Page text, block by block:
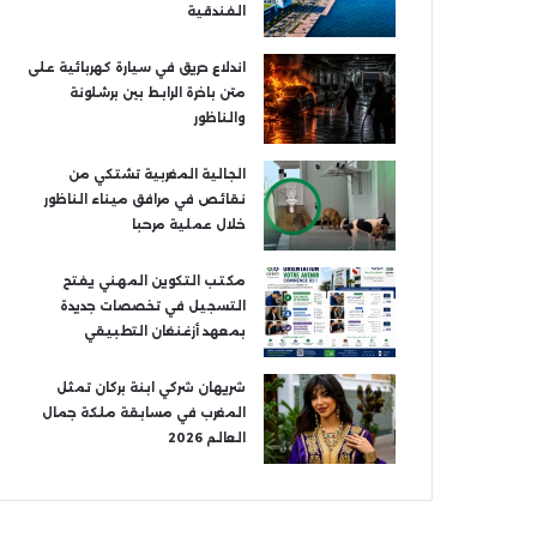
الفندقية
اندلاع حريق في سيارة كهربائية على
متن باخرة الرابط بين برشلونة
والناظور
الجالية المغربية تشتكي من
نقائص في مرافق ميناء الناظور
خلال عملية مرحبا
مكتب التكوين المهني يفتح
التسجيل في تخصصات جديدة
بمعهد أزغنغان التطبيقي
شريهان شركي ابنة بركان تمثل
المغرب في مسابقة ملكة جمال
العالم 2026